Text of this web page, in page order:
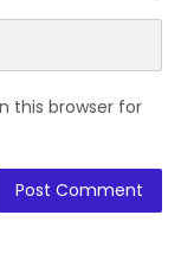
this browser for